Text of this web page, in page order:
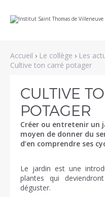
au
la
navigation
personnels
Accueil › Le collège › Les
Cultive ton carré potager
CULTIVE
POTAGER
Créer ou entretenir un
moyen de donner du
d’en comprendre ses
Le jardin est une
plantes qui
déguster.